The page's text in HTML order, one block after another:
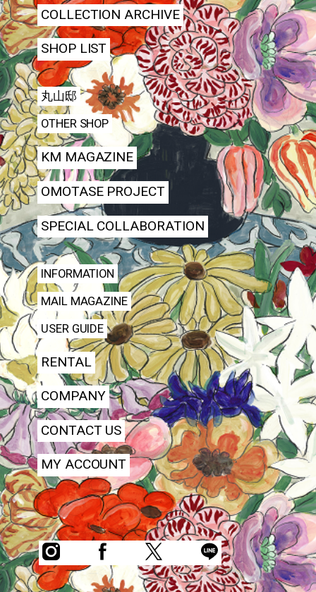
COLLECTION ARCHIVE
SHOP LIST
丸山邸
OTHER SHOP
KM MAGAZINE
OMOTASE PROJECT
SPECIAL COLLABORATION
INFORMATION
MAIL MAGAZINE
USER GUIDE
RENTAL
COMPANY
CONTACT US
MY ACCOUNT